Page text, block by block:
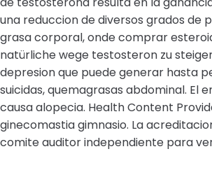
una reduccion de diversos grados de
grasa corporal, onde comprar
natürliche wege testosteron zu
depresion que puede generar hasta
suicidas, quemagrasas abdominal. El
causa alopecia. Health Content
ginecomastia gimnasio. La
comite auditor independiente para